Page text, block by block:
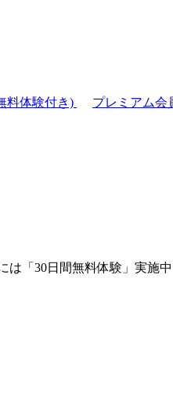
料体験付き)
プレミアム会
「30日間無料体験」実施中